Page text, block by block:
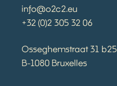
info@o2c2.eu
+32 (0)2 305 32 06
Osseghemstraat 31 b25
B-1080 Bruxelles